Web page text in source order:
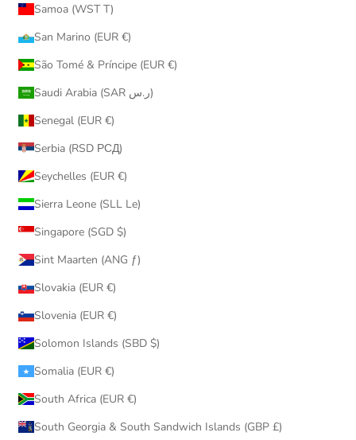
Samoa (WST T)
San Marino (EUR €)
São Tomé & Príncipe (EUR €)
Saudi Arabia (SAR ر.س)
Senegal (EUR €)
Serbia (RSD РСД)
Seychelles (EUR €)
Sierra Leone (SLL Le)
Singapore (SGD $)
Sint Maarten (ANG ƒ)
Slovakia (EUR €)
Slovenia (EUR €)
Solomon Islands (SBD $)
Somalia (EUR €)
South Africa (EUR €)
South Georgia & South Sandwich Islands (GBP £)